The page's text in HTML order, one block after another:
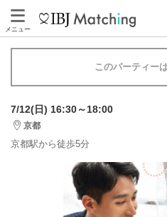
メニュー
このパーティー
7/12(日) 16:30～18:00
京都
京都駅から徒歩5分